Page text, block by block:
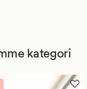
kategori